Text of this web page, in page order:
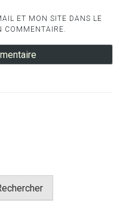
ET MON SITE DANS LE
COMMENTAIRE.